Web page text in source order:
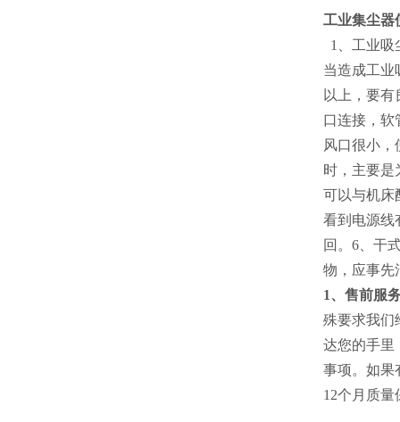
工业集尘器
1、工业吸
当造成工业
以上，要
口连接，软
风口很小
时，主要是
可以与机床
看到电源线
回。6、干
物，应事先
1、售前服
殊要求我们
达您的手里
事项。如果
12个月质量